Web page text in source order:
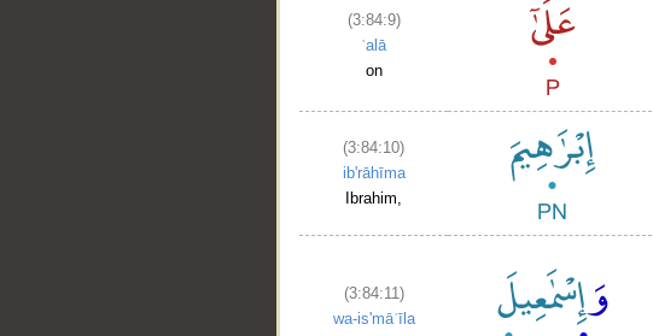
(3:84:9)
ʿalā
on
(3:84:10)
ib'rāhīma
Ibrahim,
(3:84:11)
wa-is'māʿīla